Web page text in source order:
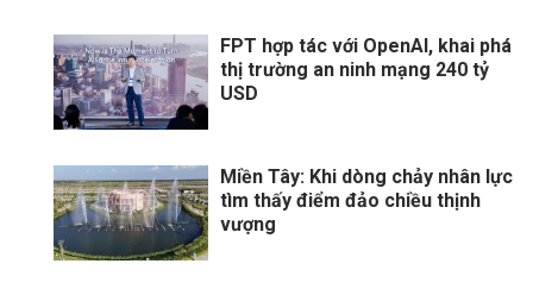
FPT hợp tác với OpenAI, khai phá
thị trường an ninh mạng 240 tỷ
USD
Miền Tây: Khi dòng chảy nhân lực
tìm thấy điểm đảo chiều thịnh
vượng